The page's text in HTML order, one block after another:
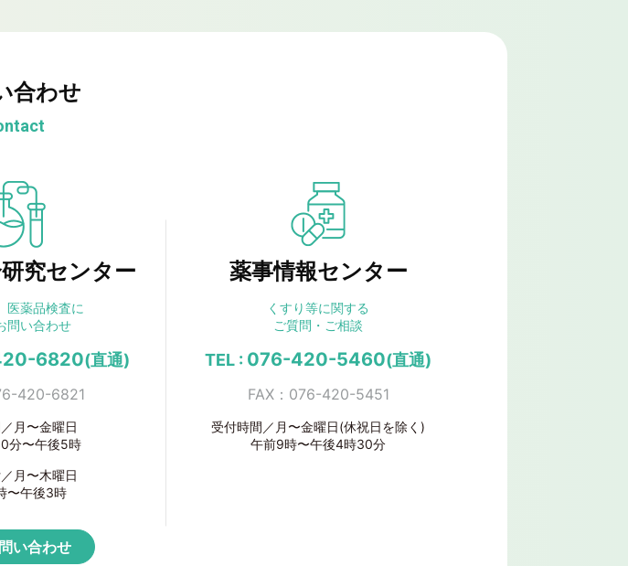
合わせ
究センター
医薬品検査に
問い合わせ
6820(直通)
420-6821
月〜金曜日
分〜午後5時
月〜木曜日
〜午後3時
い合わせ
薬事情報センター
くすり等に関する
ご質問・ご相談
TEL : 076-420-5460(直通)
FAX：076-420-5451
受付時間／月〜金曜日(休祝日を除く)
午前9時〜午後4時30分